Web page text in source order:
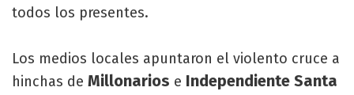
todos los presentes.
Los medios locales apuntaron el violento cruce a
hinchas de Millonarios e Independiente Santa